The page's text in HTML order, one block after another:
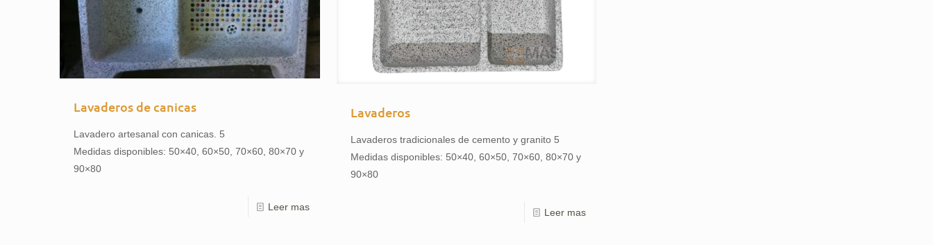
Lavaderos de canicas
Lavadero artesanal con canicas. 5
Medidas disponibles: 50×40, 60×50, 70×60, 80×70 y
90×80
Leer mas
Lavaderos
Lavaderos tradicionales de cemento y granito 5
Medidas disponibles: 50×40, 60×50, 70×60, 80×70 y
90×80
Leer mas